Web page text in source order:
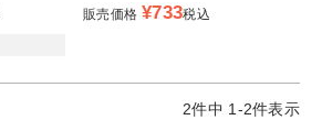
販売価格 ¥733税込
2件中 1-2件表示